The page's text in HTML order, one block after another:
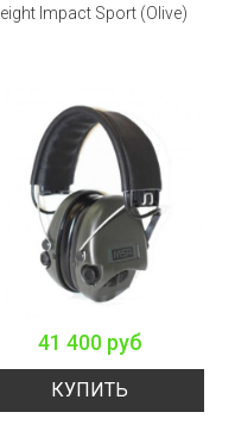
Leight Impact Sport (Olive)
41 400 руб
КУПИТЬ